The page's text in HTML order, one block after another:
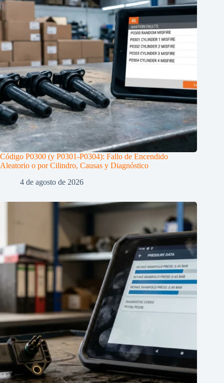
Código P0300 (y P0301-P0304): Fallo de Encendido
Aleatorio o por Cilindro, Causas y Diagnóstico
4 de agosto de 2026